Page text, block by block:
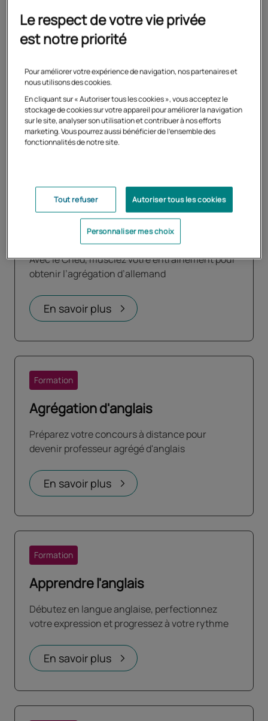
Formation
Optez pour une préparation complète aux
épreuves de l’agrégation d’espagnol
En savoir plus
Agrégation d'allemand
Formation
Avec le Cned, musclez votre entrainement pour
obtenir l’agrégation d’allemand
En savoir plus
Agrégation d'anglais
Formation
Préparez votre concours à distance pour
devenir professeur agrégé d'anglais
En savoir plus
Apprendre l'anglais
Formation
Débutez en langue anglaise, perfectionnez
votre expression et progressez à votre rythme
En savoir plus
Le respect de votre vie privée
est notre priorité
Pour améliorer votre expérience de navigation, nos partenaires et
nous utilisons des cookies.
En cliquant sur « Autoriser tous les cookies », vous acceptez le
stockage de cookies sur votre appareil pour améliorer la navigation
sur le site, analyser son utilisation et contribuer à nos efforts
marketing. Vous pourrez aussi bénéficier de l'ensemble des
fonctionnalités de notre site.
Tout refuser Autoriser tous les cookies
Personnaliser mes choix